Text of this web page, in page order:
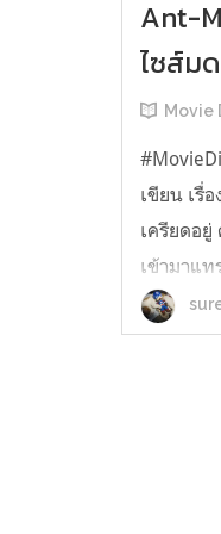
Ant-
ไซส์ม
Movie
เขียน เรื่
เครียดอยู่
เข้ามาแ
มากๆ มัน